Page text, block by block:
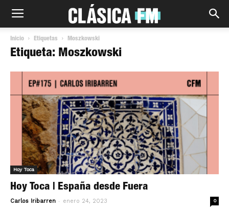
Inicio Etiquetas Moszkowski
Etiqueta: Moszkowski
Hoy Toca
Hoy Toca | España desde Fuera
Carlos Iribarren - enero 24, 2023 0